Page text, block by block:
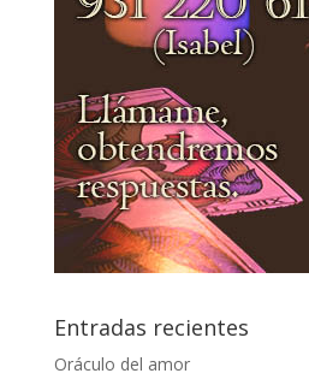
Entradas recientes
Oráculo del amor